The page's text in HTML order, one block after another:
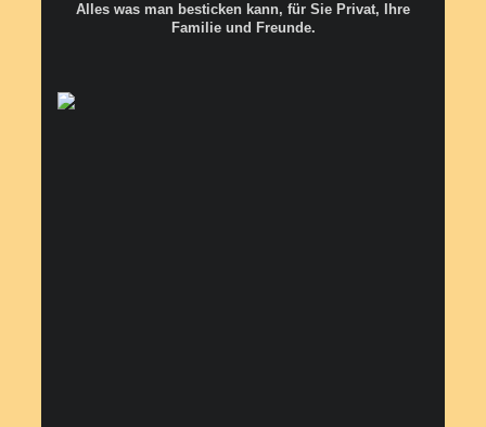
Alles was man besticken kann, für Sie Privat, Ihre
Familie und Freunde.